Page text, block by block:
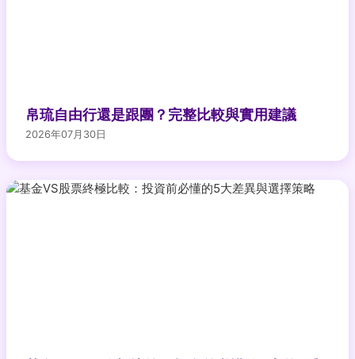
帛琉自由行還是跟團？完整比較與實用建議
2026年07月30日